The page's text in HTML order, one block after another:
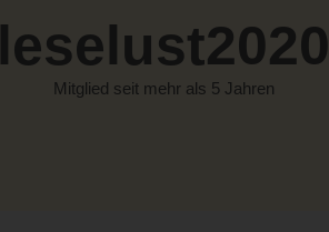
leselust2020
Mitglied seit mehr als 5 Jahren